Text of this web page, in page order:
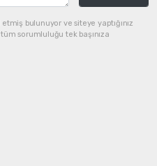
bulunuyor ve siteye yaptığınız
sorumluluğu tek başınıza